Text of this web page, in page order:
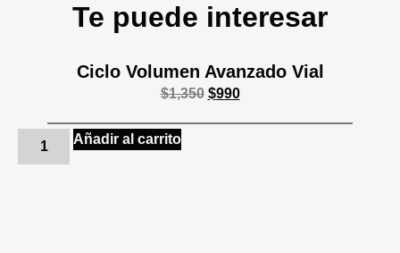
Te puede interesar
Ciclo Volumen Avanzado Vial
$1,350 $990
Añadir al carrito